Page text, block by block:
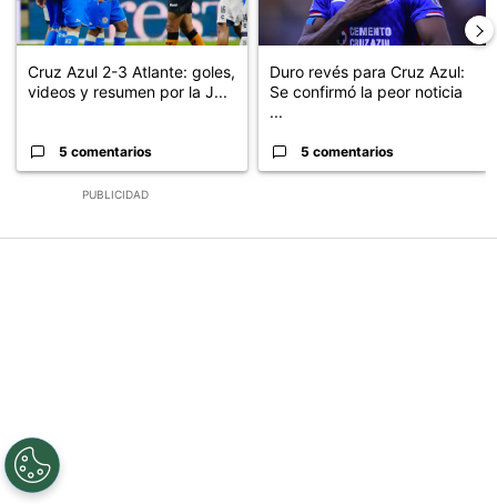
PUBLICIDAD
Cruz Azul 2-3 Atlante: goles,
videos y resumen por la J...
5 comentarios
Duro revés para Cruz Azul:
Se confirmó la peor noticia
...
5 comentarios